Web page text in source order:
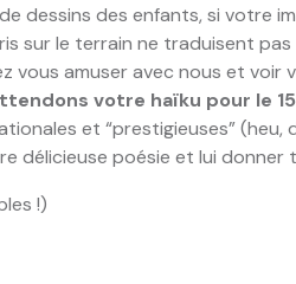
dessins des enfants, si votre
sur le terrain ne traduisent
vous amuser avec nous et voir
votre haïku pour le
et “prestigieuses” (heu,
délicieuse poésie et lui donner
!)